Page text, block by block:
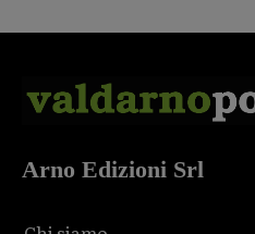
Arno Edizioni Srl